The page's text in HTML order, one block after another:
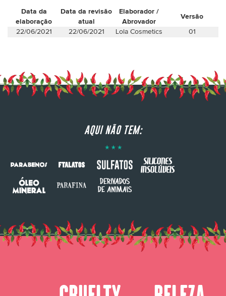
Data da
elaboração
Data da revisão
atual
Elaborador /
Abrovador
Versão
22/06/2021 22/06/2021 Lola Cosmetics 01
AQUI NÃO TEM: